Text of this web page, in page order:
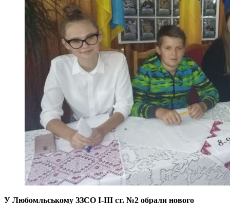
У Любомльському ЗЗСО І-ІІІ ст. №2 обрали нового